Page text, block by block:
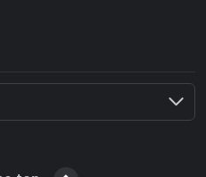
(CD Key)?
Key)?